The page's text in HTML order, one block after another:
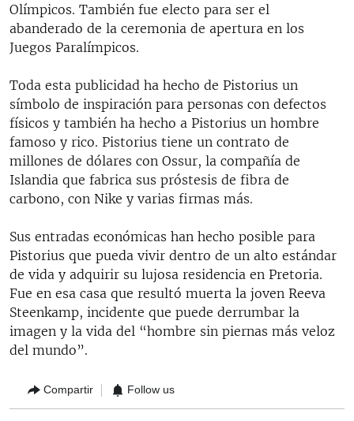
Olímpicos. También fue electo para ser el
abanderado de la ceremonia de apertura en los
Juegos Paralímpicos.
Toda esta publicidad ha hecho de Pistorius un
símbolo de inspiración para personas con defectos
físicos y también ha hecho a Pistorius un hombre
famoso y rico. Pistorius tiene un contrato de
millones de dólares con Ossur, la compañía de
Islandia que fabrica sus próstesis de fibra de
carbono, con Nike y varias firmas más.
Sus entradas económicas han hecho posible para
Pistorius que pueda vivir dentro de un alto estándar
de vida y adquirir su lujosa residencia en Pretoria.
Fue en esa casa que resultó muerta la joven Reeva
Steenkamp, incidente que puede derrumbar la
imagen y la vida del “hombre sin piernas más veloz
del mundo”.
Compartir Follow us